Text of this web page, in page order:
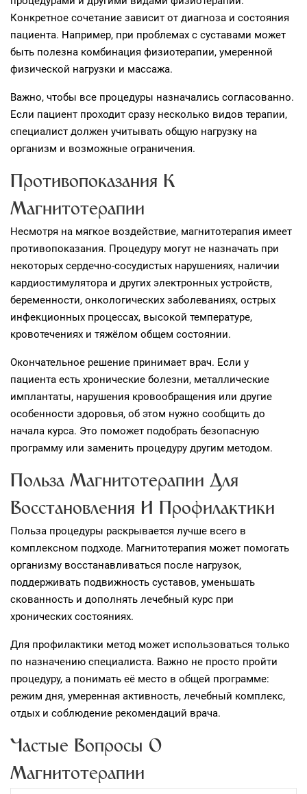
Конкретное сочетание зависит от диагноза и состояния
пациента. Например, при проблемах с суставами может
быть полезна комбинация физиотерапии, умеренной
физической нагрузки и массажа.
Важно, чтобы все процедуры назначались согласованно.
Если пациент проходит сразу несколько видов терапии,
специалист должен учитывать общую нагрузку на
организм и возможные ограничения.
Противопоказания К
Магнитотерапии
Несмотря на мягкое воздействие, магнитотерапия имеет
противопоказания. Процедуру могут не назначать при
некоторых сердечно‑сосудистых нарушениях, наличии
кардиостимулятора и других электронных устройств,
беременности, онкологических заболеваниях, острых
инфекционных процессах, высокой температуре,
кровотечениях и тяжёлом общем состоянии.
Окончательное решение принимает врач. Если у
пациента есть хронические болезни, металлические
имплантаты, нарушения кровообращения или другие
особенности здоровья, об этом нужно сообщить до
начала курса. Это поможет подобрать безопасную
программу или заменить процедуру другим методом.
Польза Магнитотерапии Для
Восстановления И Профилактики
Польза процедуры раскрывается лучше всего в
комплексном подходе. Магнитотерапия может помогать
организму восстанавливаться после нагрузок,
поддерживать подвижность суставов, уменьшать
скованность и дополнять лечебный курс при
хронических состояниях.
Для профилактики метод может использоваться только
по назначению специалиста. Важно не просто пройти
процедуру, а понимать её место в общей программе:
режим дня, умеренная активность, лечебный комплекс,
отдых и соблюдение рекомендаций врача.
Частые Вопросы О
Магнитотерапии